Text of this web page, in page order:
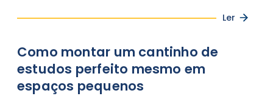
Ler
Como montar um cantinho de
estudos perfeito mesmo em
espaços pequenos